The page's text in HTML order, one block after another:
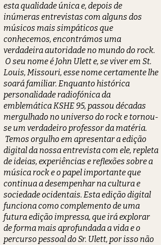
esta qualidade única e, depois de
inúmeras entrevistas com alguns dos
músicos mais simpáticos que
conhecemos, encontrámos uma
verdadeira autoridade no mundo do rock.
O seu nome é John Ulett e, se viver em St.
Louis, Missouri, esse nome certamente lhe
soará familiar. Enquanto histórica
personalidade radiofónica da
emblemática KSHE 95, passou décadas
mergulhado no universo do rock e tornou-
se um verdadeiro professor da matéria.
Temos orgulho em apresentar a edição
digital da nossa entrevista com ele, repleta
de ideias, experiências e reflexões sobre a
música rock e o papel importante que
continua a desempenhar na cultura e
sociedade ocidentais. Esta edição digital
funciona como complemento de uma
futura edição impressa, que irá explorar
de forma mais aprofundada a vida e o
percurso pessoal do Sr. Ulett, por isso não